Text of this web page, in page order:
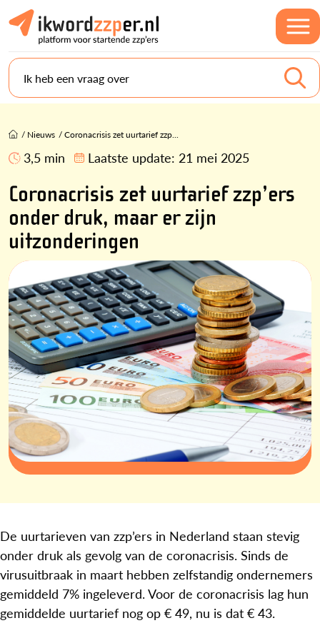
Ik heb een vraag over
/ Nieuws /Coronacrisis zet uurtarief zzp...
3,5 min Laatste update: 21 mei 2025
Coronacrisis zet uurtarief zzp’ers
onder druk, maar er zijn
uitzonderingen
De uurtarieven van zzp’ers in Nederland staan stevig
onder druk als gevolg van de coronacrisis. Sinds de
virusuitbraak in maart hebben zelfstandig ondernemers
gemiddeld 7% ingeleverd. Voor de coronacrisis lag hun
gemiddelde uurtarief nog op € 49, nu is dat € 43.